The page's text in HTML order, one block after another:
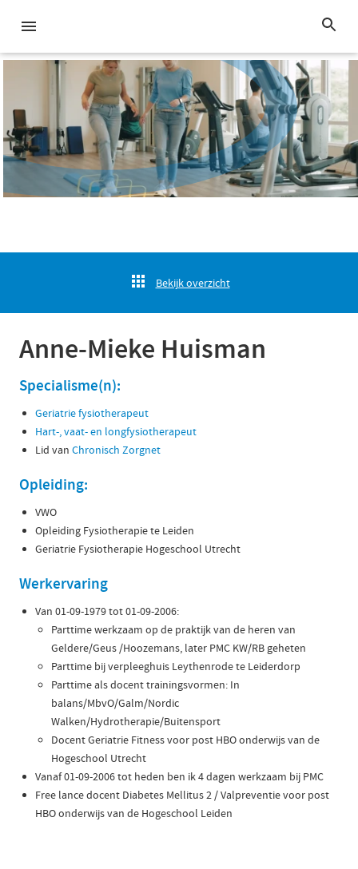
Bekijk overzicht
Anne-Mieke Huisman
Specialisme(n):
Geriatrie fysiotherapeut
Hart-, vaat- en longfysiotherapeut
Lid van Chronisch Zorgnet
Opleiding:
VWO
Opleiding Fysiotherapie te Leiden
Geriatrie Fysiotherapie Hogeschool Utrecht
Werkervaring
Van 01-09-1979 tot 01-09-2006:
Parttime werkzaam op de praktijk van de heren van
Geldere/Geus /Hoozemans, later PMC KW/RB geheten
Parttime bij verpleeghuis Leythenrode te Leiderdorp
Parttime als docent trainingsvormen: In
balans/MbvO/Galm/Nordic
Walken/Hydrotherapie/Buitensport
Docent Geriatrie Fitness voor post HBO onderwijs van de
Hogeschool Utrecht
Vanaf 01-09-2006 tot heden ben ik 4 dagen werkzaam bij PMC
Free lance docent Diabetes Mellitus 2 / Valpreventie voor post
HBO onderwijs van de Hogeschool Leiden